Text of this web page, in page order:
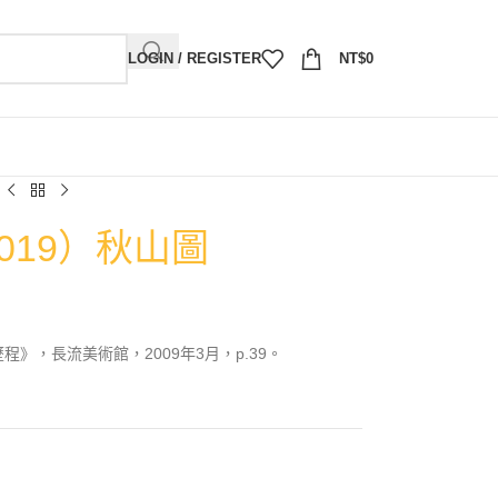
LOGIN / REGISTER NT$0
）秋山圖
》，長流美術館，2009年3月，p.39。